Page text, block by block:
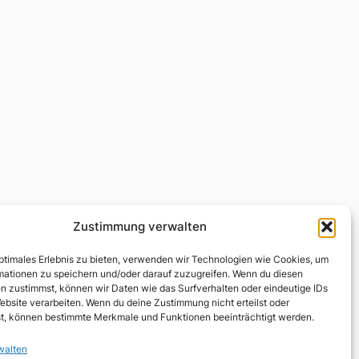
Zustimmung verwalten
Erlebnis zu bieten, verwenden wir Technologien wie Cookies, um
zu speichern und/oder darauf zuzugreifen. Wenn du diesen
zustimmst, können wir Daten wie das Surfverhalten oder eindeutige IDs
verarbeiten. Wenn du deine Zustimmung nicht erteilst oder
können bestimmte Merkmale und Funktionen beeinträchtigt werden.